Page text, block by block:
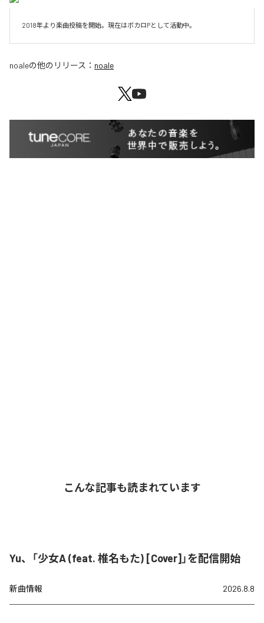
2018年より楽曲投稿を開始。現在はボカロPとして活動中。
noaleの他のリリース： noale
こんな記事も読まれています
Yu、「少女A (feat. 椎名もた) [Cover]」を配信開始
新曲情報 2026.8.8